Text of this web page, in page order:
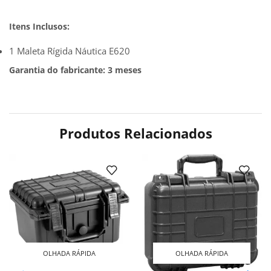
Itens Inclusos:
1 Maleta Rígida Náutica E620
Garantia do fabricante: 3 meses
Produtos Relacionados
OLHADA RÁPIDA OLHADA RÁPIDA